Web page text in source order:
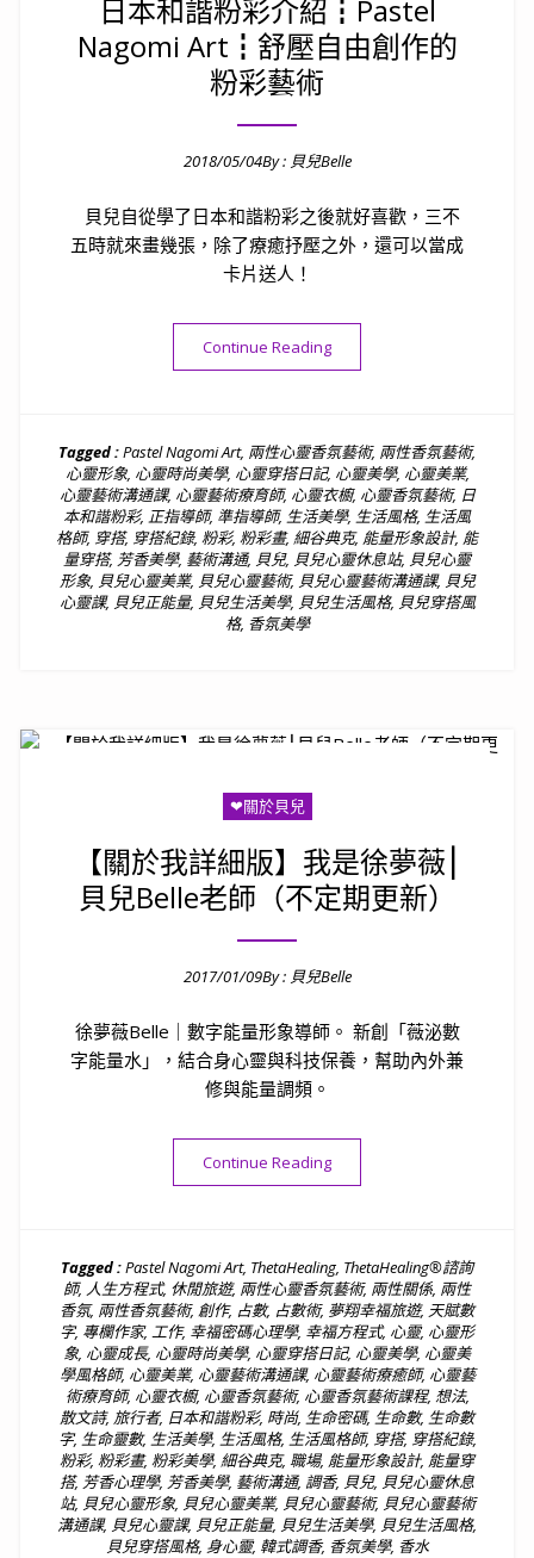
日本和諧粉彩介紹┇Pastel
Nagomi Art┇舒壓自由創作的
粉彩藝術
2018/05/04By : 貝兒Belle
貝兒自從學了日本和諧粉彩之後就好喜歡，三不
五時就來畫幾張，除了療癒抒壓之外，還可以當成
卡片送人！
Continue Reading“日本和諧粉彩介紹┇Pastel
Tagged :Pastel Nagomi Art, 兩性心靈香氛藝術, 兩性香氛藝術,
心靈形象, 心靈時尚美學, 心靈穿搭日記, 心靈美學, 心靈美業,
心靈藝術溝通課, 心靈藝術療育師, 心靈衣櫥, 心靈香氛藝術, 日
本和諧粉彩, 正指導師, 準指導師, 生活美學, 生活風格, 生活風
格師, 穿搭, 穿搭紀錄, 粉彩, 粉彩畫, 細谷典克, 能量形象設計, 能
量穿搭, 芳香美學, 藝術溝通, 貝兒, 貝兒心靈休息站, 貝兒心靈
形象, 貝兒心靈美業, 貝兒心靈藝術, 貝兒心靈藝術溝通課, 貝兒
心靈課, 貝兒正能量, 貝兒生活美學, 貝兒生活風格, 貝兒穿搭風
格, 香氛美學
❤關於貝兒
【關於我詳細版】我是徐夢薇⎮
貝兒Belle老師（不定期更新）
2017/01/09By : 貝兒Belle
徐夢薇Belle｜數字能量形象導師。 新創「薇泌數
字能量水」，結合身心靈與科技保養，幫助內外兼
修與能量調頻。
Continue Reading“【關於我詳細版】我是徐夢
Tagged :Pastel Nagomi Art, ThetaHealing ThetaHealing®諮詢
師, 人生方程式, 休閒旅遊, 兩性心靈香氛藝術, 兩性關係 兩性
香氛, 兩性香氛藝術, 創作, 占數, 占數術, 夢翔幸福旅遊, 天賦數
字, 專欄作家, 工作, 幸福密碼心理學, 幸福方程式, 心靈, 心靈形
象 心靈成長, 心靈時尚美學, 心靈穿搭日記, 心靈美學, 心靈美
學風格師, 心靈美業, 心靈藝術溝通課, 心靈藝術療癒師, 心靈藝
術療育師, 心靈衣櫥, 心靈香氛藝術, 心靈香氛藝術課程, 想法,
散文詩, 旅行者, 日本和諧粉彩, 時尚, 生命密碼, 生命數, 生命數
字, 生命靈數, 生活美學, 生活風格, 生活風格師, 穿搭, 穿搭紀錄,
粉彩, 粉彩畫, 粉彩美學, 細谷典克, 職場, 能量形象設計, 能量穿
搭, 芳香心理學, 芳香美學, 藝術溝通, 調香, 貝兒, 貝兒心靈休息
站, 貝兒心靈形象, 貝兒心靈美業, 貝兒心靈藝術, 貝兒心靈藝術
溝通課, 貝兒心靈課, 貝兒正能量, 貝兒生活美學, 貝兒生活風格,
貝兒穿搭風格, 身心靈, 韓式調香, 香氛美學, 香水